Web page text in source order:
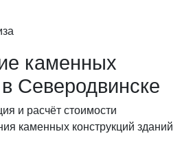
каменных
Северодвинске
и расчёт стоимости
каменных конструкций зданий